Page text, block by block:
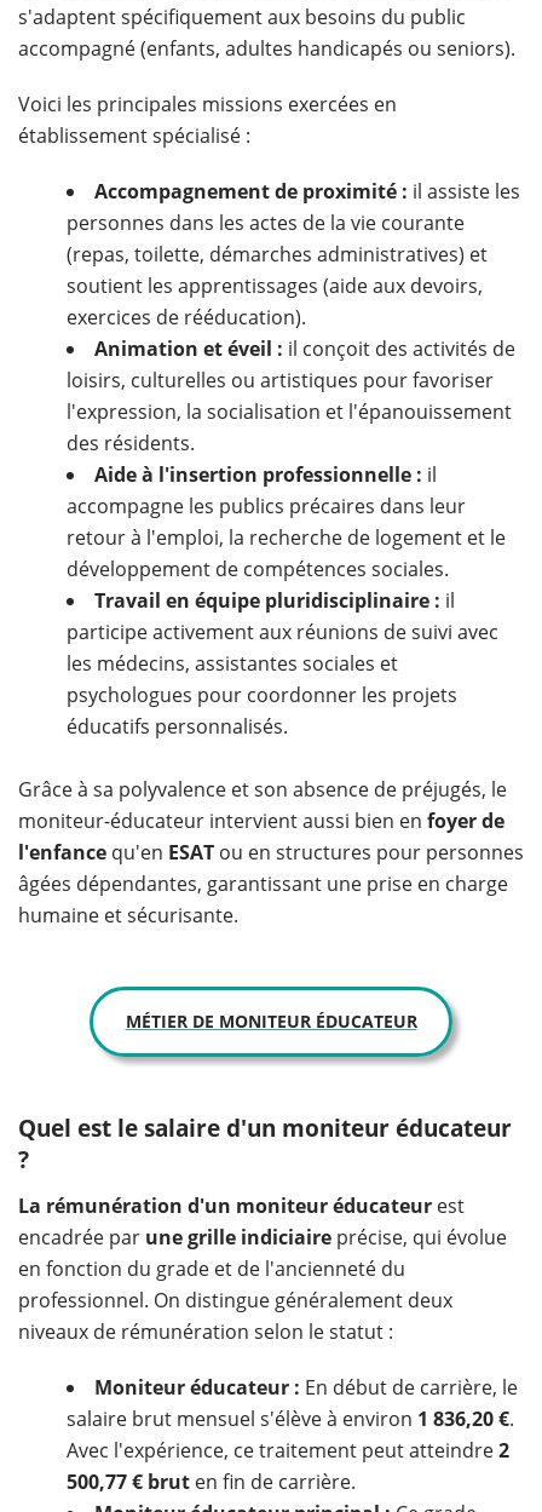
s'adaptent spécifiquement aux besoins du public
accompagné (enfants, adultes handicapés ou seniors).
Voici les principales missions exercées en
établissement spécialisé :
Accompagnement de proximité : il assiste les
personnes dans les actes de la vie courante
(repas, toilette, démarches administratives) et
soutient les apprentissages (aide aux devoirs,
exercices de rééducation).
Animation et éveil : il conçoit des activités de
loisirs, culturelles ou artistiques pour favoriser
l'expression, la socialisation et l'épanouissement
des résidents.
Aide à l'insertion professionnelle : il
accompagne les publics précaires dans leur
retour à l'emploi, la recherche de logement et le
développement de compétences sociales.
Travail en équipe pluridisciplinaire : il
participe activement aux réunions de suivi avec
les médecins, assistantes sociales et
psychologues pour coordonner les projets
éducatifs personnalisés.
Grâce à sa polyvalence et son absence de préjugés, le
moniteur-éducateur intervient aussi bien en foyer de
l'enfance qu'en ESAT ou en structures pour personnes
âgées dépendantes, garantissant une prise en charge
humaine et sécurisante.
MÉTIER DE MONITEUR ÉDUCATEUR
Quel est le salaire d'un moniteur éducateur
?
La rémunération d'un moniteur éducateur est
encadrée par une grille indiciaire précise, qui évolue
en fonction du grade et de l'ancienneté du
professionnel. On distingue généralement deux
niveaux de rémunération selon le statut :
Moniteur éducateur : En début de carrière, le
salaire brut mensuel s'élève à environ 1 836,20 €.
Avec l'expérience, ce traitement peut atteindre2
500,77 € brut en fin de carrière.